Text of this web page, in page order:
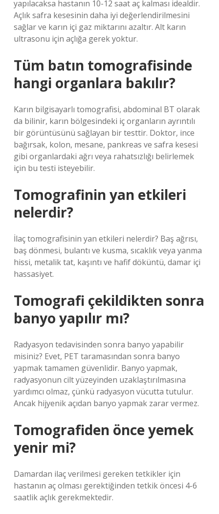
yapılacaksa hastanın 10-12 saat aç kalması idealdir.
Açlık safra kesesinin daha iyi değerlendirilmesini
sağlar ve karın içi gaz miktarını azaltır. Alt karın
ultrasonu için açlığa gerek yoktur.
Tüm batın tomografisinde
hangi organlara bakılır?
Karın bilgisayarlı tomografisi, abdominal BT olarak
da bilinir, karın bölgesindeki iç organların ayrıntılı
bir görüntüsünü sağlayan bir testtir. Doktor, ince
bağırsak, kolon, mesane, pankreas ve safra kesesi
gibi organlardaki ağrı veya rahatsızlığı belirlemek
için bu testi isteyebilir.
Tomografinin yan etkileri
nelerdir?
İlaç tomografisinin yan etkileri nelerdir? Baş ağrısı,
baş dönmesi, bulantı ve kusma, sıcaklık veya yanma
hissi, metalik tat, kaşıntı ve hafif döküntü, damar içi
hassasiyet.
Tomografi çekildikten sonra
banyo yapılır mı?
Radyasyon tedavisinden sonra banyo yapabilir
misiniz? Evet, PET taramasından sonra banyo
yapmak tamamen güvenlidir. Banyo yapmak,
radyasyonun cilt yüzeyinden uzaklaştırılmasına
yardımcı olmaz, çünkü radyasyon vücutta tutulur.
Ancak hijyenik açıdan banyo yapmak zarar vermez.
Tomografiden önce yemek
yenir mi?
Damardan ilaç verilmesi gereken tetkikler için
hastanın aç olması gerektiğinden tetkik öncesi 4-6
saatlik açlık gerekmektedir.